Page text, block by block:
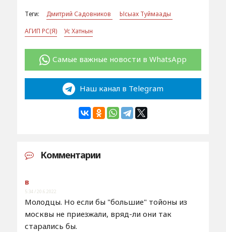
Теги: Дмитрий Садовников
Ысыах Туймаады
АГИП РС(Я)
Ус Хатнын
Самые важные новости в WhatsApp
Наш канал в Telegram
Комментарии
в
5:34 / 20.6.2022
Молодцы. Но если бы "большие" тойоны из
москвы не приезжали, вряд-ли они так
старались бы.